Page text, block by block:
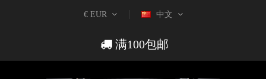
€ EUR 中文
满100包邮